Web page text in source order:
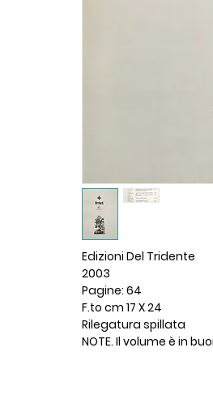
Edizioni Del Tridente
2003
Pagine: 64
F.to cm 17 X 24
Rilegatura spillata
NOTE. Il volume è in